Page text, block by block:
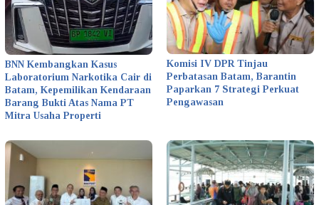
BNN Kembangkan Kasus
Laboratorium Narkotika Cair di
Batam, Kepemilikan Kendaraan
Barang Bukti Atas Nama PT
Mitra Usaha Properti
Komisi IV DPR Tinjau
Perbatasan Batam, Barantin
Paparkan 7 Strategi Perkuat
Pengawasan